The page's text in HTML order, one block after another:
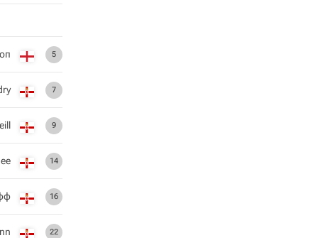
5
7
9
14
16
22